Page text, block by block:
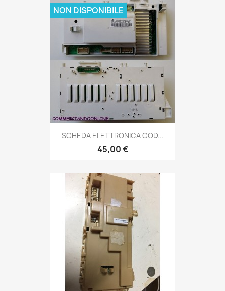
SCHEDA ELETTRONICA COD...
45,00 €
NON DISPONIBILE